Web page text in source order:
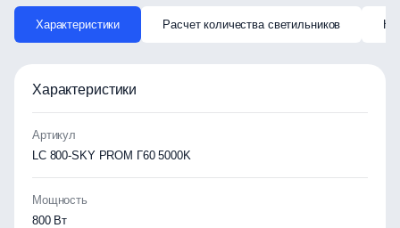
Характеристики Расчет количества светильников
Характеристики
Артикул
LC 800-SKY PROM Г60 5000K
Мощность
800 Вт